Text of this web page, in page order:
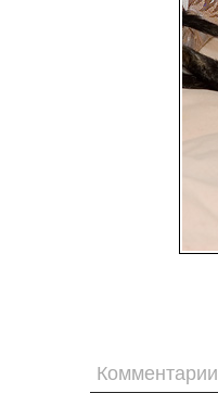
Комментарии